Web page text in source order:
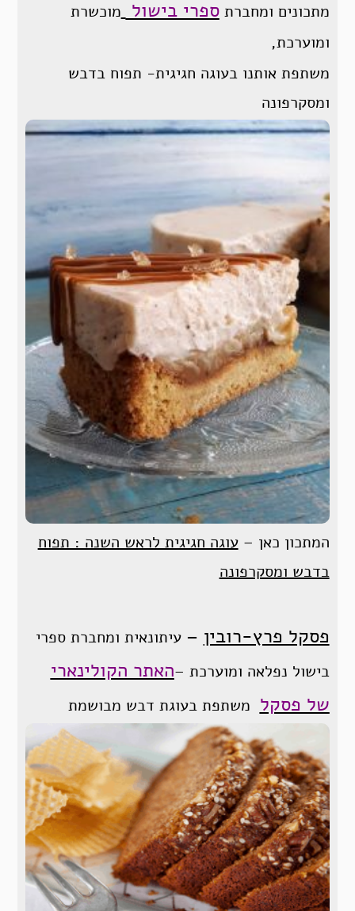
מתכונים ומחברתספרי בישול מוכשרת
ומוערכת,
משתפת אותנו בעוגה חגיגית- תפוח בדבש
ומסקרפונה
המתכון כאן –עוגה חגיגית לראש השנה : תפוח
בדבש ומסקרפונה
פסקל פרץ-רובין – עיתונאית ומחברת ספרי
בישול נפלאה ומוערכת –האתר הקולינארי
של פסקל משתפת בעוגת דבש מבושמת